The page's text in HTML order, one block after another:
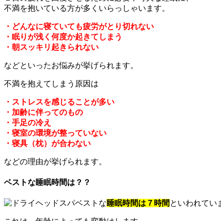
不満を抱いている方が多くいらっしゃいます。
・どんなに寝ていても疲労がとり切れない
・眠りが浅く何度か起きてしまう
・朝スッキリ起きられない
などといったお悩みが挙げられます。
不満を抱えてしまう原因は
・ストレスを感じることが多い
・加齢に伴ってのもの
・手足の冷え
・寝室の環境が整っていない
・寝具（枕）が合わない
などの理由が挙げられます。
ベストな睡眠時間は？？
ベストな睡眠時間は７時間 といわれてい